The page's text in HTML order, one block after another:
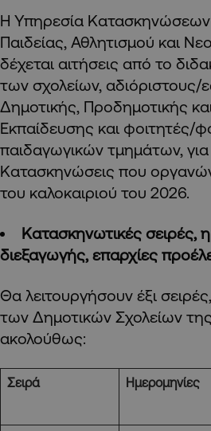
Η Υπηρεσία Κατασκηνώσεων
Παιδείας, Αθλητισμού και
δέχεται αιτήσεις από το
των σχολείων, αδιόριστους/
Δημοτικής, Προδημοτικής
Εκπαίδευσης και φοιτητές/
παιδαγωγικών τμημάτων,
Κατασκηνώσεις που
του καλοκαιριού του 2026.
Κατασκηνωτικές σειρές,
διεξαγωγής, επαρχίες
Θα λειτουργήσουν έξι
των Δημοτικών Σχολείων
ακολούθως:
Σειρά Ημερομηνίες